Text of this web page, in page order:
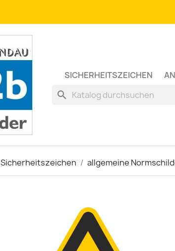
SICHERHEITSZEICHEN
search
Sicherheitszeichen allgemeine